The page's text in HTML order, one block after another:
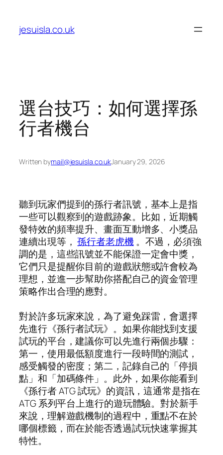
content
jesuisla.co.uk
選台技巧：如何選擇孫
行者機台
Written bymail@jesuisla.co.ukJanuary 29, 2026
聽到玩家們提到的孫行者訊號，基本上是指
一些可以觀察到的遊戲跡象。比如，近期觸
發特效的頻率提升、畫面互動增多、小獎品
連續出現等，孫行者老虎機 。不過，必須強
調的是，這些訊號並不能保證一定會中獎，
它們只是提醒你目前的遊戲狀態或許會較為
理想，並進一步幫助你搭配自己的資金管理
策略作出合理的應對。
對於許多玩家來說，為了避免踩雷，會選擇
先進行《孫行者試玩》。如果你能找到支援
試玩的平台，建議你可以先進行兩個步驟：
第一，使用最低額度進行一段時間的測試，
感受觸發的密度；第二，記錄自己的「停損
點」和「加碼條件」。此外，如果你能看到
《孫行者 ATG 試玩》的資訊，這通常是指在
ATG 系列平台上進行的遊玩體驗。對於新手
來說，理解遊戲機制的過程中，重點不在於
哪個標籤，而在於能否透過試玩快速掌握其
特性。